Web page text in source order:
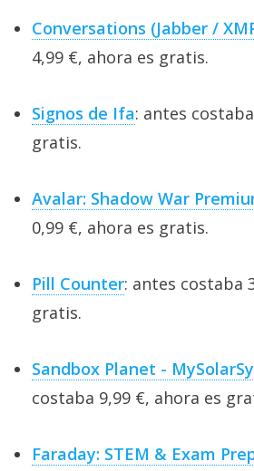
Conversations (Jabber /
4,99 €, ahora es gratis.
Signos de Ifa: antes
gratis.
Avalar: Shadow War
0,99 €, ahora es gratis.
Pill Counter: antes costaba
gratis.
Sandbox Planet -
costaba 9,99 €, ahora es
Faraday: STEM & Exam